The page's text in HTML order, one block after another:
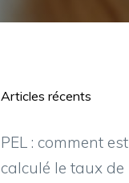
Articles récents
PEL : comment est
calculé le taux de